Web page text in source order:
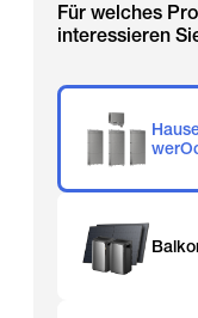
Für welches
interessieren